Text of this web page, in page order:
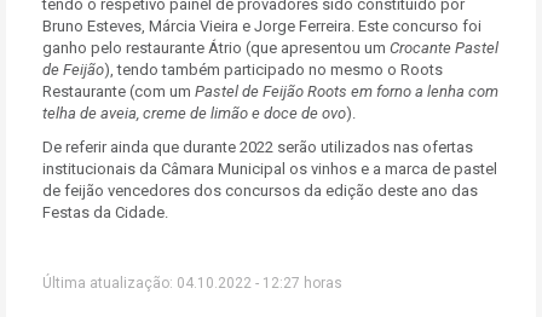
tendo o respetivo painel de provadores sido constituído por
Bruno Esteves, Márcia Vieira e Jorge Ferreira. Este concurso foi
ganho pelo restaurante Átrio (que apresentou um Crocante Pastel
de Feijão), tendo também participado no mesmo o Roots
Restaurante (com um Pastel de Feijão Roots em forno a lenha com
telha de aveia, creme de limão e doce de ovo).
De referir ainda que durante 2022 serão utilizados nas ofertas
institucionais da Câmara Municipal os vinhos e a marca de pastel
de feijão vencedores dos concursos da edição deste ano das
Festas da Cidade.
Última atualização: 04.10.2022 - 12:27 horas